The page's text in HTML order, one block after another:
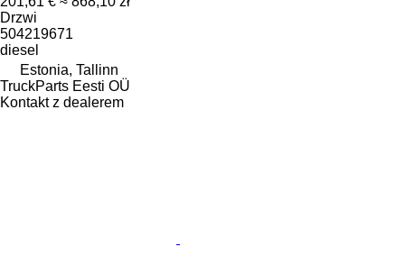
Drzwi
504219671
diesel
Estonia, Tallinn
TruckParts Eesti OÜ
Kontakt z dealerem